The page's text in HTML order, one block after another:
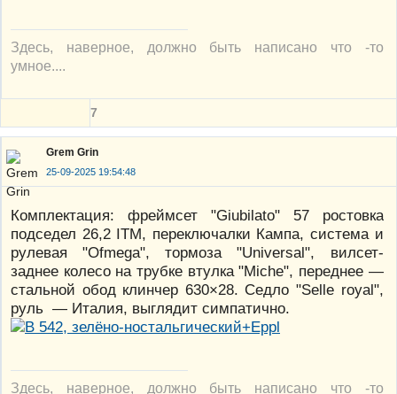
Здесь, наверное, должно быть написано что -то
умное....
7
Grem Grin
25-09-2025 19:54:48
Комплектация: фреймсет "Giubilato" 57 ростовка
подседел 26,2 ITM, переключалки Кампа, система и
рулевая "Ofmega", тормоза "Universal", вилсет-
заднее колесо на трубке втулка "Miche", переднее —
стальной обод клинчер 630×28. Седло "Selle royal",
руль — Италия, выглядит симпатично.
Здесь, наверное, должно быть написано что -то